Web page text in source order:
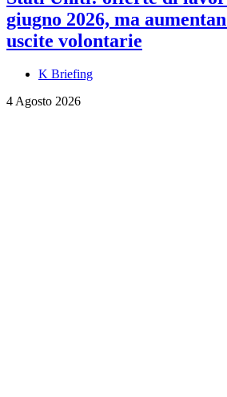
giugno 2026, ma
uscite volontarie
K Briefing
4 Agosto 2026